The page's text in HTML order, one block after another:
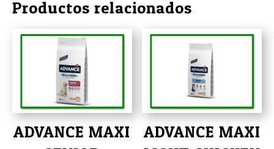
Productos relacionados
ADVANCE MAXI
ADVANCE MAXI